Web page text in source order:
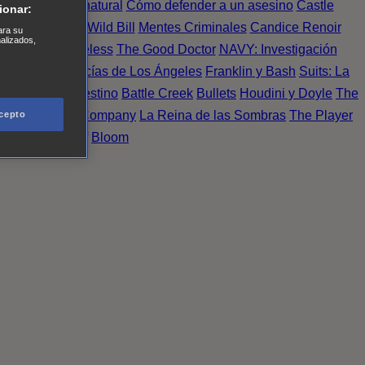
Sobrenatural Cómo defender a un asesino Castle
de Noche Wild Bill Mentes Criminales Candice Renoir
crimen Timeless The Good Doctor NAVY: Investigación
Finest. Policías de Los Ángeles Franklin y Bash Suits: La
Último Destino Battle Creek Bullets Houdini y Doyle The
X Company La Reina de las Sombras The Player
Bloom
su